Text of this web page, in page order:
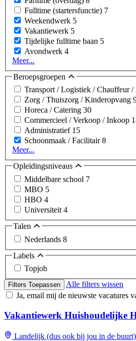
Fulltime (startersfunctie) 7
Weekendwerk 5
Vakantiewerk 5
Tijdelijke fulltime baan 5
Avondwerk 4
Meer...
Beroepsgroepen
Transport / Logistiek / Chauffeur
Zorg / Thuiszorg / Kinderopvang
Horeca / Catering 30
Commercieel / Verkoop / Inkoop
Administratief 15
Schoonmaak / Facilitair8
Meer...
Opleidingsniveaus
Middelbare school 7
MBO 5
HBO 4
Universiteit 4
Talen
Nederlands 8
Labels
Topjob
Filters Toepassen
Alle filters wissen
Ja, email mij de nieuwste vacatures
Vakantiewerk Huishoudelijke
Landelijk (dus ook bij jou in de buurt)